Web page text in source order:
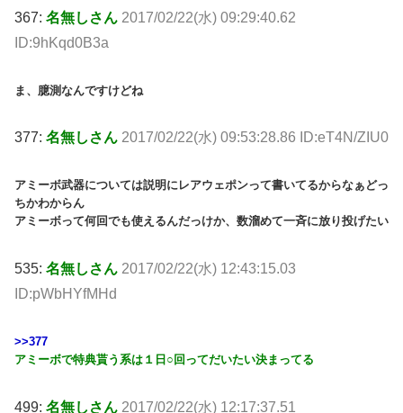
367: 名無しさん 2017/02/22(水) 09:29:40.62
ID:9hKqd0B3a
ま、臆測なんですけどね
377: 名無しさん 2017/02/22(水) 09:53:28.86 ID:eT4N/ZIU0
アミーボ武器については説明にレアウェポンって書いてるからなぁどっ
ちかわからん
アミーボって何回でも使えるんだっけか、数溜めて一斉に放り投げたい
535: 名無しさん 2017/02/22(水) 12:43:15.03
ID:pWbHYfMHd
>>377
アミーボで特典貰う系は１日○回ってだいたい決まってる
499: 名無しさん 2017/02/22(水) 12:17:37.51